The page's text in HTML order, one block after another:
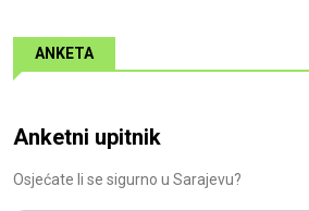
ANKETA
Anketni upitnik
Osjećate li se sigurno u Sarajevu?